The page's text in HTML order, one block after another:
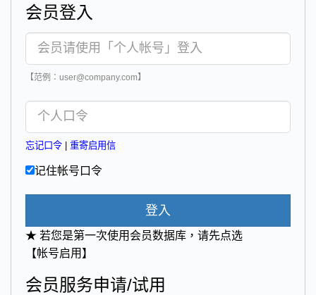
会员登入
【范例：user@company.com】
忘记口令 重寄启用信
记住帐号口令
登入
★ 若您是第一次使用会员数据库，请先点选
【帐号启用】
会员服务申请/试用